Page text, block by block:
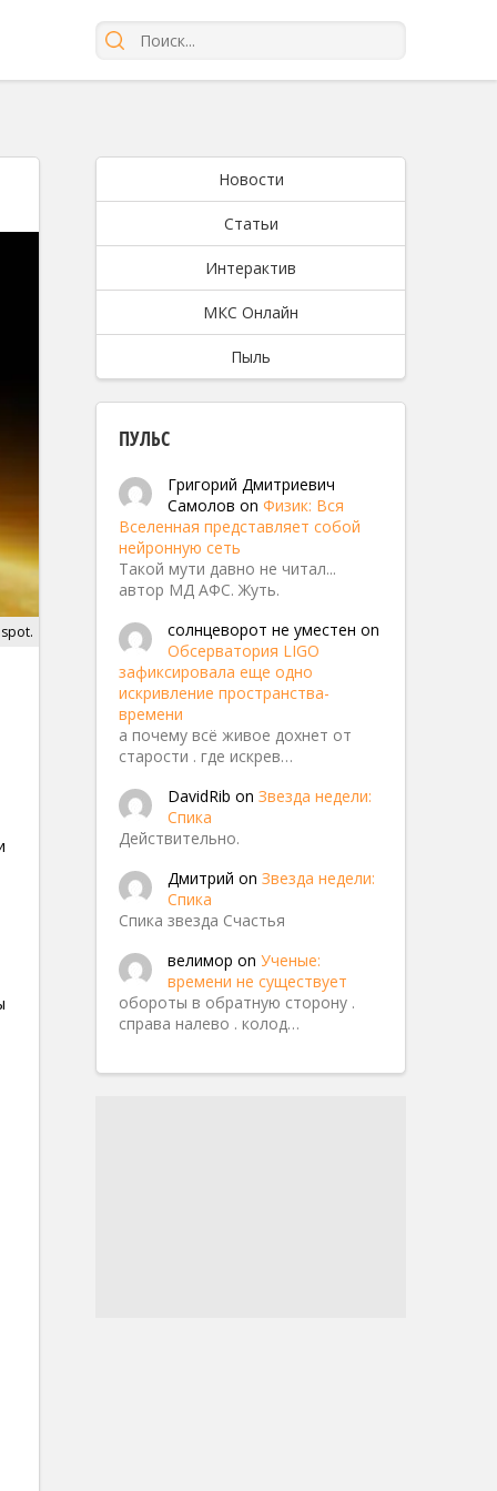
Новости
Статьи
Интерактив
МКС Онлайн
Пыль
ПУЛЬС
Григорий Дмитриевич
Самолов on Физик: Вся
Вселенная представляет собой
нейронную сеть
Такой мути давно не читал...
автор МД АФС. Жуть.
солнцеворот не уместен on
Обсерватория LIGO
зафиксировала еще одно
искривление пространства-
времени
а почему всё живое дохнет от
старости . где искрев…
DavidRib on Звезда недели:
Спика
Действительно.
Дмитрий on Звезда недели:
Спика
Спика звезда Счастья
велимор on Ученые:
времени не существует
обороты в обратную сторону .
справа налево . колод…